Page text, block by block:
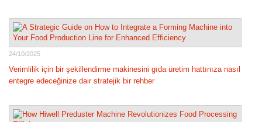
24/10/2025
Verimlilik için bir şekillendirme makinesini gıda üretim hattınıza nasıl
entegre edeceğinize dair stratejik bir rehber